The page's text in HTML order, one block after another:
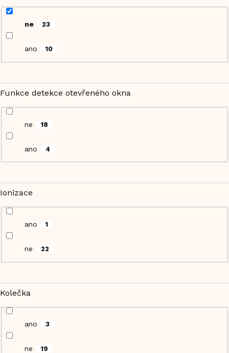
ne 23
ano 10
Funkce detekce otevřeného okna
ne 18
ano 4
Ionizace
ano 1
ne 22
Kolečka
ano 3
ne 19